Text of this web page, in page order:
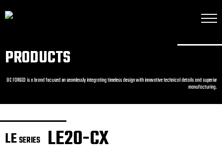
PRODUCTS
BC FORGED is a brand focused on seamlessly integrating timeless design with innovative technical details and superior
manufacturing.
LESERIES LE20-CX